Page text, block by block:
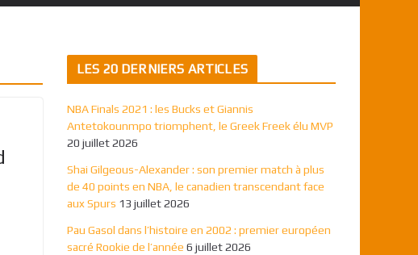
LES 20 DERNIERS ARTICLES
NBA Finals 2021 : les Bucks et Giannis
Antetokounmpo triomphent, le Greek Freek élu MVP
20 juillet 2026
Shai Gilgeous-Alexander : son premier match à plus
de 40 points en NBA, le canadien transcendant face
aux Spurs 13 juillet 2026
Pau Gasol dans l’histoire en 2002 : premier européen
sacré Rookie de l’année 6 juillet 2026